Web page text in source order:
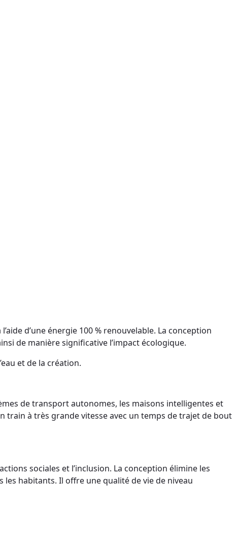
d’une énergie 100 % renouvelable. La conception
de manière significative l’impact écologique.
et de la création.
de transport autonomes, les maisons intelligentes et
train à très grande vitesse avec un temps de trajet de bout
sociales et l’inclusion. La conception élimine les
habitants. Il offre une qualité de vie de niveau